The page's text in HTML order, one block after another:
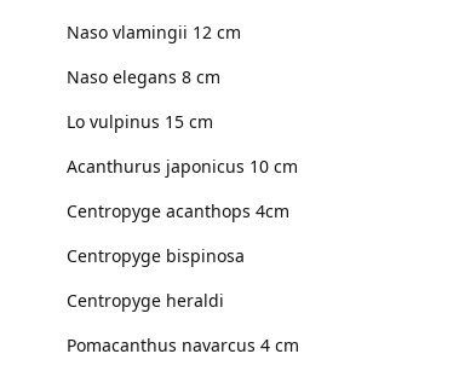
Naso vlamingii 12 cm
Naso elegans 8 cm
Lo vulpinus 15 cm
Acanthurus japonicus 10 cm
Centropyge acanthops 4cm
Centropyge bispinosa
Centropyge heraldi
Pomacanthus navarcus 4 cm